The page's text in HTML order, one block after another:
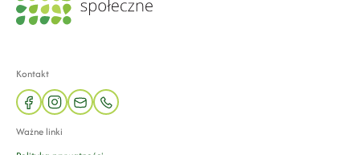
Kontakt
facebookinstagram
mail phone
Ważne linki